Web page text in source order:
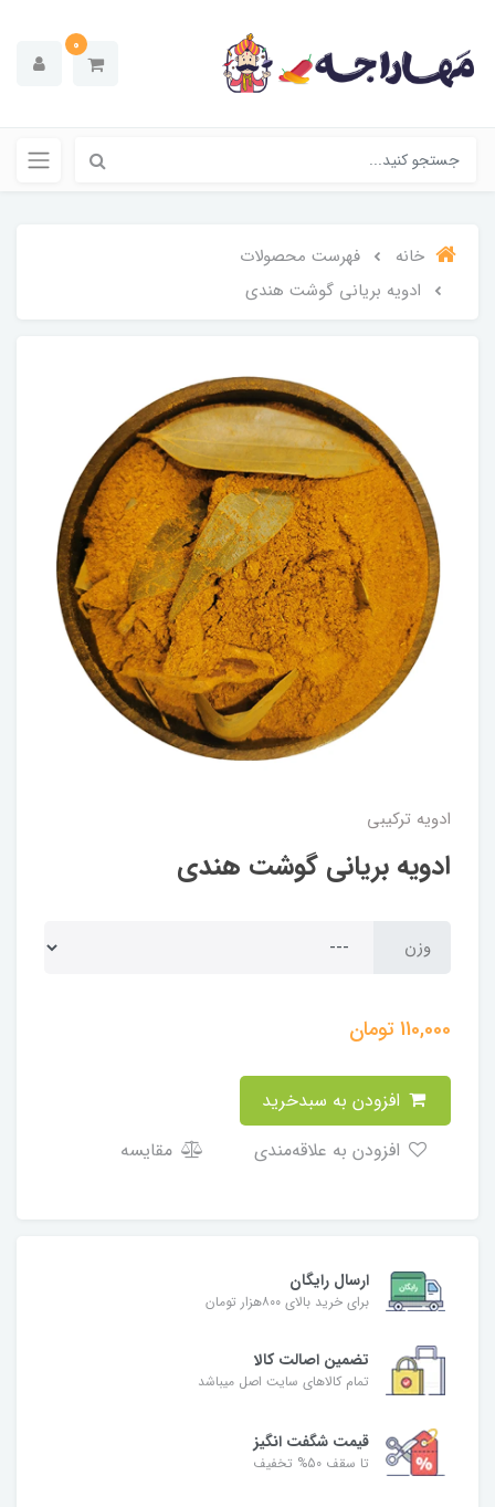
0
خانه
فهرست محصولات
ادویه بریانی گوشت هندی
ادویه ترکیبی
ادویه بریانی گوشت هندی
وزن
110,000تومان
مقایسه
ارسال رایگان
برای خرید بالای ۸۰۰هزار تومان
تضمین اصالت کالا
تمام کالاهای سایت اصل میباشد
قیمت شگفت انگیز
تا سقف 50% تخفیف